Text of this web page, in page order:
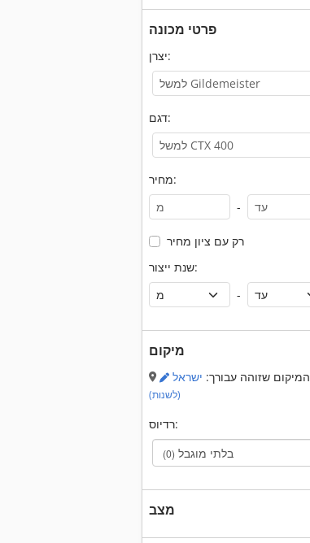
פרטי מכונה
יצרן:
דגם:
מחיר:
-
רק עם ציון מחיר
שנת ייצור:
-
מיקום
המיקום שזוהה עבורך: ישראל
(לשנות)
רדיוס:
בלתי מוגבל (0)
מצב